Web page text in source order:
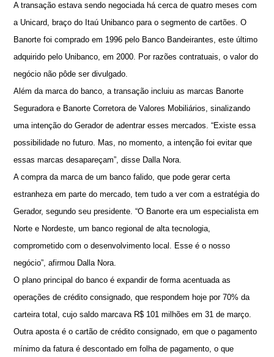
A transação estava sendo negociada há cerca de quatro meses com
a Unicard, braço do Itaú Unibanco para o segmento de cartões. O
Banorte foi comprado em 1996 pelo Banco Bandeirantes, este último
adquirido pelo Unibanco, em 2000. Por razões contratuais, o valor do
negócio não pôde ser divulgado.
Além da marca do banco, a transação incluiu as marcas Banorte
Seguradora e Banorte Corretora de Valores Mobiliários, sinalizando
uma intenção do Gerador de adentrar esses mercados. “Existe essa
possibilidade no futuro. Mas, no momento, a intenção foi evitar que
essas marcas desapareçam”, disse Dalla Nora.
A compra da marca de um banco falido, que pode gerar certa
estranheza em parte do mercado, tem tudo a ver com a estratégia do
Gerador, segundo seu presidente. “O Banorte era um especialista em
Norte e Nordeste, um banco regional de alta tecnologia,
comprometido com o desenvolvimento local. Esse é o nosso
negócio”, afirmou Dalla Nora.
O plano principal do banco é expandir de forma acentuada as
operações de crédito consignado, que respondem hoje por 70% da
carteira total, cujo saldo marcava R$ 101 milhões em 31 de março.
Outra aposta é o cartão de crédito consignado, em que o pagamento
mínimo da fatura é descontado em folha de pagamento, o que